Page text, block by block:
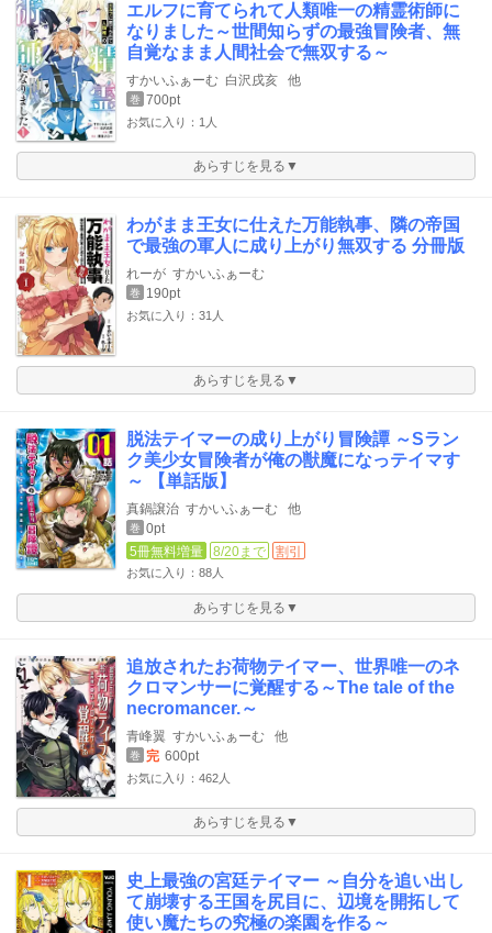
エルフに育てられて人類唯一の精霊術師に
なりました～世間知らずの最強冒険者、無
自覚なまま人間社会で無双する～
すかいふぁーむ 白沢戌亥 他
巻 700pt
お気に入り：1人
あらすじを見る▼
わがまま王女に仕えた万能執事、隣の帝国
で最強の軍人に成り上がり無双する 分冊版
れーが すかいふぁーむ
巻 190pt
お気に入り：31人
あらすじを見る▼
脱法テイマーの成り上がり冒険譚 ～Sラン
ク美少女冒険者が俺の獣魔になっテイマす
～ 【単話版】
真鍋譲治 すかいふぁーむ 他
巻 0pt
5冊無料増量
8/20まで 割引
お気に入り：88人
あらすじを見る▼
追放されたお荷物テイマー、世界唯一のネ
クロマンサーに覚醒する～The tale of the
necromancer.～
青峰翼 すかいふぁーむ 他
巻 完 600pt
お気に入り：462人
あらすじを見る▼
史上最強の宮廷テイマー ～自分を追い出し
て崩壊する王国を尻目に、辺境を開拓して
使い魔たちの究極の楽園を作る～